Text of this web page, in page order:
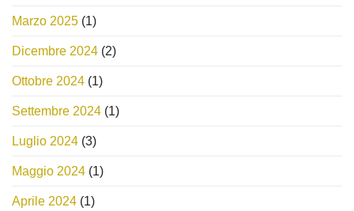
Marzo 2025 (1)
Dicembre 2024 (2)
Ottobre 2024 (1)
Settembre 2024 (1)
Luglio 2024 (3)
Maggio 2024 (1)
Aprile 2024 (1)